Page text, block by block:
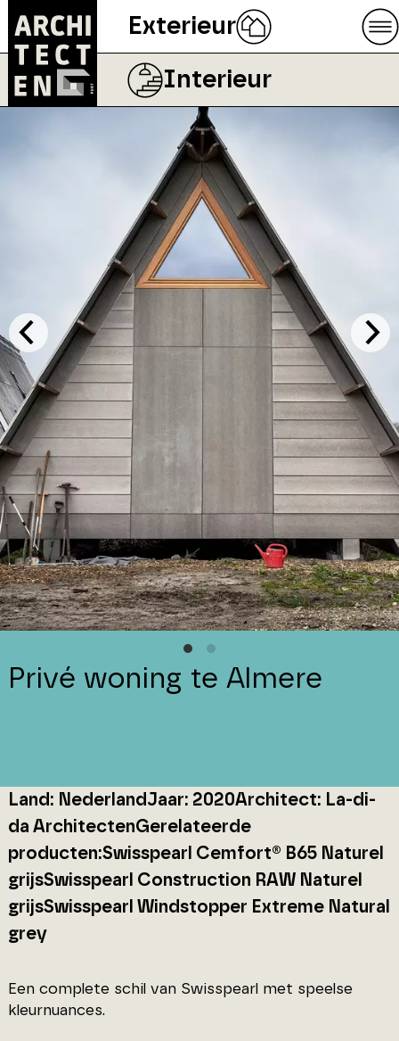
Exterieur
Interieur
Privé woning te Almere
Land: NederlandJaar: 2020Architect: La-di-
da ArchitectenGerelateerde
producten:Swisspearl Cemfort® B65 Naturel
grijsSwisspearl Construction RAW Naturel
grijsSwisspearl Windstopper Extreme Natural
grey
Een complete schil van Swisspearl met speelse
kleurnuances.